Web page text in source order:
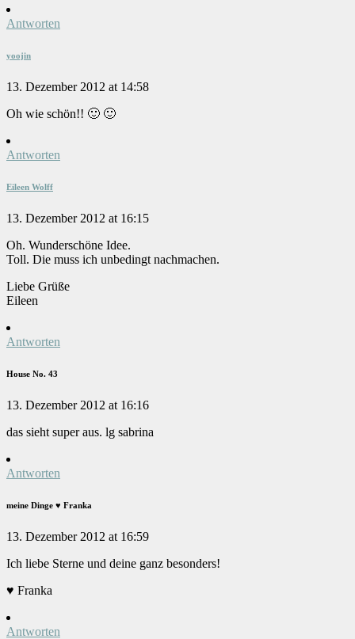
Antworten
yoojin
13. Dezember 2012 at 14:58
Oh wie schön!! 🙂 🙂
Antworten
Eileen Wolff
13. Dezember 2012 at 16:15
Oh. Wunderschöne Idee.
Toll. Die muss ich unbedingt nachmachen.
Liebe Grüße
Eileen
Antworten
House No. 43
13. Dezember 2012 at 16:16
das sieht super aus. lg sabrina
Antworten
meine Dinge ♥ Franka
13. Dezember 2012 at 16:59
Ich liebe Sterne und deine ganz besonders!
♥ Franka
Antworten